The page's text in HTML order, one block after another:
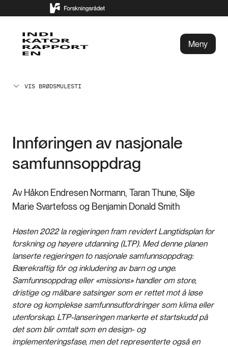
Meny
VIS BRØDSMULESTI
Innføringen av nasjonale
samfunnsoppdrag
Av Håkon Endresen Normann, Taran Thune, Silje
Marie Svartefoss og Benjamin Donald Smith
Høsten 2022 la regjeringen fram revidert Langtidsplan for
forskning og høyere utdanning (LTP). Med denne planen
lanserte regjeringen to nasjonale samfunnsoppdrag:
Bærekraftig fôr og inkludering av barn og unge.
Samfunnsoppdrag eller «missions» handler om store,
dristige og målbare satsinger som er rettet mot å løse
store og komplekse samfunnsutfordringer som klima eller
utenforskap. LTP-lanseringen markerte et startskudd på
det som blir omtalt som en design- og
implementeringsfase, men det representerte også en